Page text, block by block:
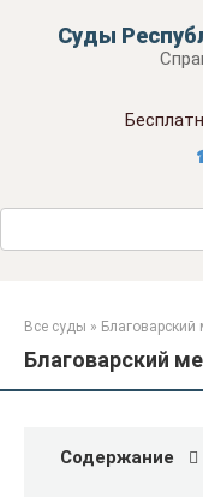
Суды
Поиск:
Все суды »
Благоварский
Содержание